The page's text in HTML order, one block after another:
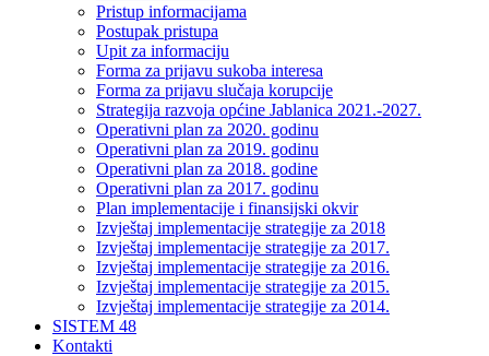
Pristup informacijama
Postupak pristupa
Upit za informaciju
Forma za prijavu sukoba interesa
Forma za prijavu slučaja korupcije
Strategija razvoja općine Jablanica 2021.-2027.
Operativni plan za 2020. godinu
Operativni plan za 2019. godinu
Operativni plan za 2018. godine
Operativni plan za 2017. godinu
Plan implementacije i finansijski okvir
Izvještaj implementacije strategije za 2018
Izvještaj implementacije strategije za 2017.
Izvještaj implementacije strategije za 2016.
Izvještaj implementacije strategije za 2015.
Izvještaj implementacije strategije za 2014.
SISTEM 48
Kontakti